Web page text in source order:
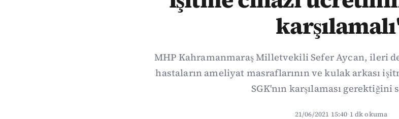
MHP Kahramanmaraş Milletvekili Sefer Aycan, ileri
hastaların ameliyat masraflarının ve kulak arkası
SGK'nın karşılaması gerektiğini
21/06/2021 15:40·1 dk okuma